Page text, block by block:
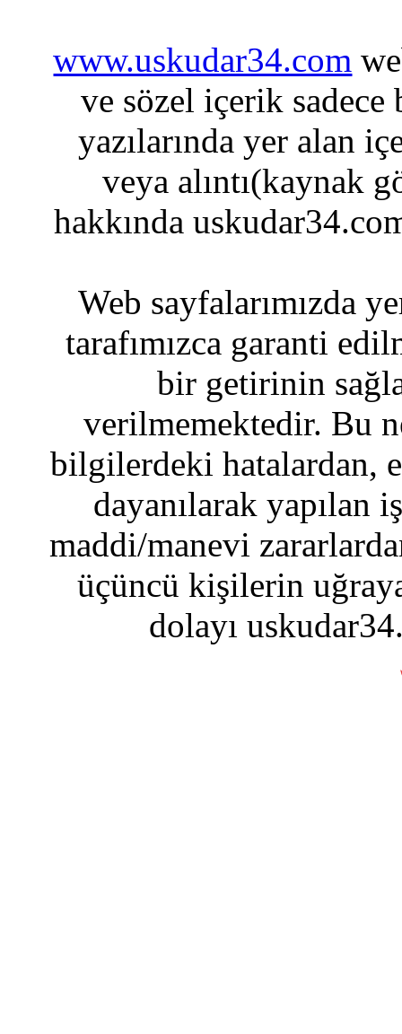
www.uskudar34.com
ve sözel içerik sadece
yazılarında yer alan
veya alıntı(kaynak
hakkında
Web sayfalarımızda
tarafımızca garanti
bir getirinin
verilmemektedir. Bu
bilgilerdeki hatalardan,
dayanılarak yapılan
maddi/manevi
üçüncü kişilerin
dolayı